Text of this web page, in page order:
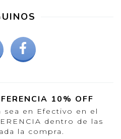
10% OFF
en Efectivo en el
dentro de las
la compra.